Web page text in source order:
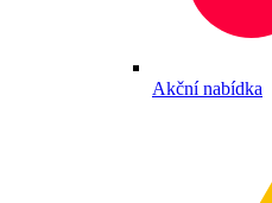
Akční nabídka